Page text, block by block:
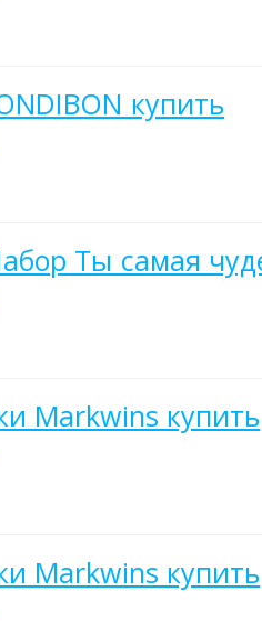
купить
Ты самая
Markwins купить
Markwins купить